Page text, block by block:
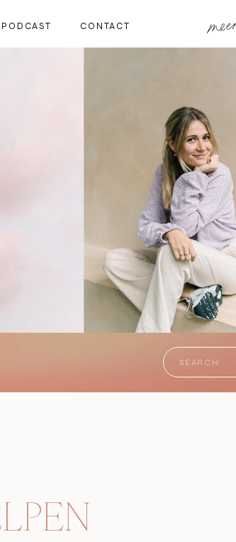
PODCAST CONTACT
Search